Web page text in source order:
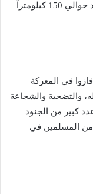
التقت القوتان في منطقة بدر الواقعة على بعد حوالي 150 كيلومتراً
في المعركة
والتضحية والشجاعة
كبير من الجنود
من المسلمين في